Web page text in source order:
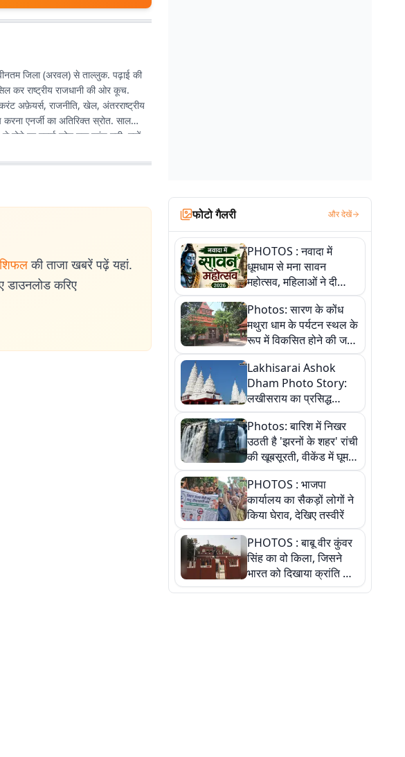
जिला (अरवल) से ताल्लुक. पढ़ाई की
कर राष्ट्रीय राजधानी की ओर कूच.
अफ़ेयर्स, राजनीति, खेल, अंतरराष्ट्रीय
एनर्जी का अतिरिक्त स्रोत. साल
हुए स्मार्ट फोन तक पहुंच गयी. ज्यों-
की ताजा खबरें पढ़ें यहां.
करिए
फोटो गैलरी और देखें
PHOTOS : नवादा में
धूमधाम से मना सावन
महोत्सव, महिलाओं ने दी
सांस्कृतिक प्रस्तुतियां
Photos: सारण के कोंध
मथुरा धाम के पर्यटन स्थल के
रूप में विकसित होने की जगी
आस, 9 तस्वीरों में देखें पूरी
कहानी
Lakhisarai Ashok
Dham Photo Story:
लखीसराय का प्रसिद्ध
अशोक धाम—आस्था,
श्रृंगार, अनुष्ठान और
अलौकिक संध्या आरती के
विहंगम दृश्य
Photos: बारिश में निखर
उठती है 'झरनों के शहर' रांची
की खूबसूरती, वीकेंड में घूम
आएं ये 5 वादियां
PHOTOS : भाजपा
कार्यालय का सैकड़ों लोगों ने
किया घेराव, देखिए तस्वीरें
PHOTOS : बाबू वीर कुंवर
सिंह का वो किला, जिसने
भारत को दिखाया क्रांति का
रास्ता: तस्वीरों में देखिए